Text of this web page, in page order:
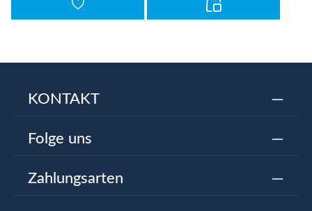
KONTAKT
Folge uns
Zahlungsarten